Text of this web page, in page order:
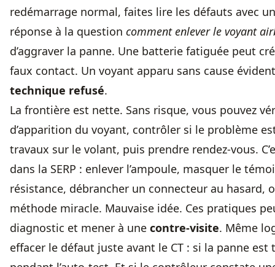
redémarrage normal, faites lire les défauts avec
réponse à la question comment enlever le voyant
d’aggraver la panne. Une batterie fatiguée peut
faux contact. Un voyant apparu sans cause
technique refusé.
La frontière est nette. Sans risque, vous pouvez
d’apparition du voyant, contrôler si le problème
travaux sur le volant, puis prendre rendez-vous.
dans la SERP : enlever l’ampoule, masquer le
résistance, débrancher un connecteur au hasard,
méthode miracle. Mauvaise idée. Ces pratiques
diagnostic et mener à une contre-visite. Même
effacer le défaut juste avant le CT : si la panne